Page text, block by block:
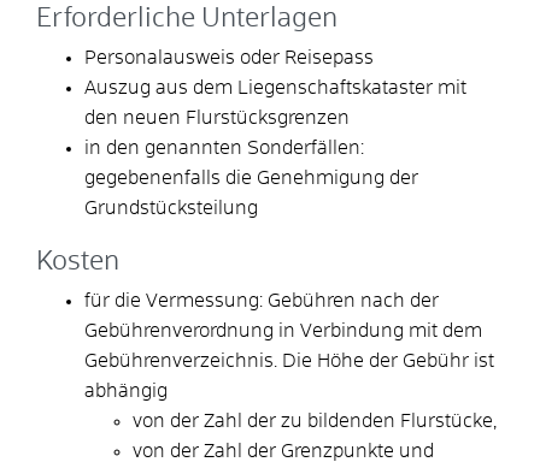
Erforderliche Unterlagen
Personalausweis oder Reisepass
Auszug aus dem Liegenschaftskataster mit
den neuen Flurstücksgrenzen
in den genannten Sonderfällen:
gegebenenfalls die Genehmigung der
Grundstücksteilung
Kosten
für die Vermessung: Gebühren nach der
Gebührenverordnung in Verbindung mit dem
Gebührenverzeichnis. Die Höhe der Gebühr ist
abhängig
von der Zahl der zu bildenden Flurstücke,
von der Zahl der Grenzpunkte und